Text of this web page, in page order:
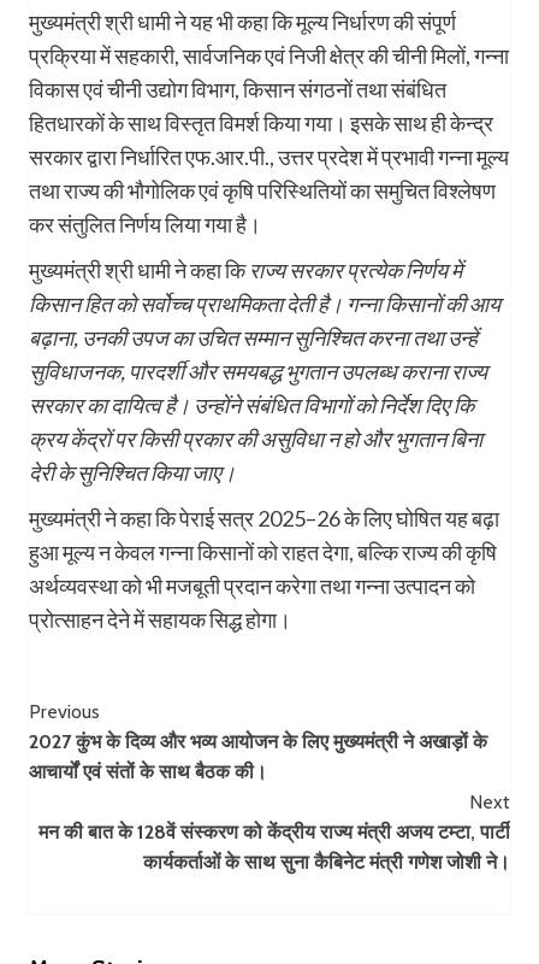
मुख्यमंत्री श्री धामी ने यह भी कहा कि मूल्य निर्धारण की संपूर्ण
प्रक्रिया में सहकारी, सार्वजनिक एवं निजी क्षेत्र की चीनी मिलों, गन्ना
विकास एवं चीनी उद्योग विभाग, किसान संगठनों तथा संबंधित
हितधारकों के साथ विस्तृत विमर्श किया गया। इसके साथ ही केन्द्र
सरकार द्वारा निर्धारित एफ.आर.पी., उत्तर प्रदेश में प्रभावी गन्ना मूल्य
तथा राज्य की भौगोलिक एवं कृषि परिस्थितियों का समुचित विश्लेषण
कर संतुलित निर्णय लिया गया है।
मुख्यमंत्री श्री धामी ने कहा किराज्य सरकार प्रत्येक निर्णय में
किसान हित को सर्वोच्च प्राथमिकता देती है। गन्ना किसानों की आय
बढ़ाना, उनकी उपज का उचित सम्मान सुनिश्चित करना तथा उन्हें
सुविधाजनक, पारदर्शी और समयबद्ध भुगतान उपलब्ध कराना राज्य
सरकार का दायित्व है। उन्होंने संबंधित विभागों को निर्देश दिए कि
क्रय केंद्रों पर किसी प्रकार की असुविधा न हो और भुगतान बिना
देरी के सुनिश्चित किया जाए।
मुख्यमंत्री ने कहा कि पेराई सत्र 2025–26 के लिए घोषित यह बढ़ा
हुआ मूल्य न केवल गन्ना किसानों को राहत देगा, बल्कि राज्य की कृषि
अर्थव्यवस्था को भी मजबूती प्रदान करेगा तथा गन्ना उत्पादन को
प्रोत्साहन देने में सहायक सिद्ध होगा।
Post
Navigation
Previous
2027 कुंभ के दिव्य और भव्य आयोजन के लिए मुख्यमंत्री ने अखाड़ों के
आचार्यों एवं संतों के साथ बैठक की।
Next
मन की बात के 128वें संस्करण को केंद्रीय राज्य मंत्री अजय टम्टा, पार्टी
कार्यकर्ताओं के साथ सुना कैबिनेट मंत्री गणेश जोशी ने।